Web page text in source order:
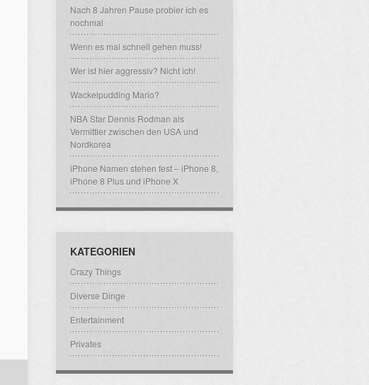
Nach 8 Jahren Pause probier ich es
nochmal
Wenn es mal schnell gehen muss!
Wer ist hier aggressiv? Nicht ich!
Wackelpudding Mario?
NBA Star Dennis Rodman als
Vermittler zwischen den USA und
Nordkorea
iPhone Namen stehen fest – iPhone 8,
iPhone 8 Plus und iPhone X
KATEGORIEN
Crazy Things
Diverse Dinge
Entertainment
Privates